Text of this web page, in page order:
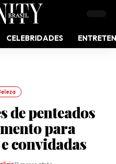
CELEBRIDADES
de penteados
para
convidadas